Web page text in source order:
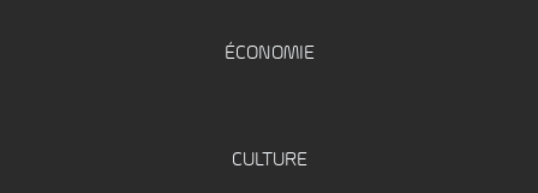
ÉCONOMIE
CULTURE